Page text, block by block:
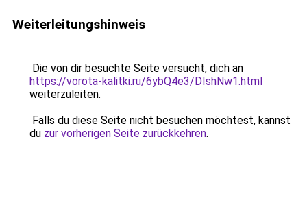
Weiterleitungshinweis
Die von dir besuchte Seite versucht, dich an
https://vorota-kalitki.ru/6ybQ4e3/DIshNw1.html
weiterzuleiten.
Falls du diese Seite nicht besuchen möchtest, kannst
du zur vorherigen Seite zurückkehren.